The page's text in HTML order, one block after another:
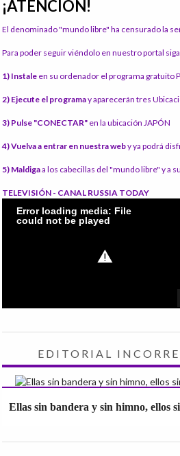
¡ATENCIÓN!
El denominado "mundo libre" ha censurado la
Para poder seguir viéndolo en nuestro portal
1) Instale en su ordenador el programa gratuito
2) Ejecute el programay aparecerán tres
3) Pulse "CONECTAR" en la ubicación JAPÓN
4) Vuelva a entrar en nuestra weby ya podrá
5) Maldigaa los cabecillas del "mundo libre" y a
TELEVISIÓN - CANAL RUSSIA TODAY
EDITORIAL
Ellas sin bandera y sin himno, ellos